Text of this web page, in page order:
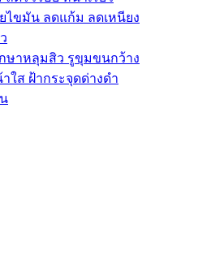
ไขมัน ลดแก้ม ลดเหนียง
กษาหลุมสิว รูขุมขนกว้าง
าใส ฝ้ากระจุดด่างดำ